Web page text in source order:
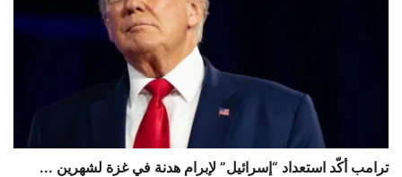
ترامب أكّد استعداد “إسرائيل” لإبرام هدنة في غزة لشهرين ...